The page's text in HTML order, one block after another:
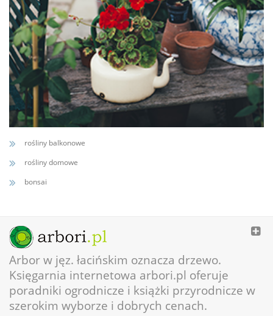
rośliny balkonowe
rośliny domowe
bonsai
Arbor w jęz. łacińskim oznacza drzewo.
Księgarnia internetowa arbori.pl oferuje
poradniki ogrodnicze i książki przyrodnicze w
szerokim wyborze i dobrych cenach.